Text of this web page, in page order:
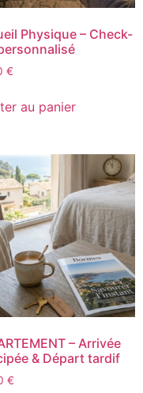
Physique – Check-
€
au panier
– Arrivée
& Départ tardif
€